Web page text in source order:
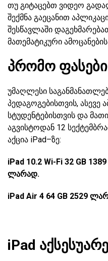
თუ გიტაცებთ ვიდეო
შექმნა გაეცანით
შესწავლაში
მათემატიკური
პრომო ფასები
უმაღლესი
პედაგოგებისთვის, ასევე
სტუდენტებისთვის და
აგვისტოდან 12
აქცია iPad–ზე:
iPad 10.2 Wi-Fi 32 GB
ლარად.
iPad Air 4 64 GB 2529
iPad